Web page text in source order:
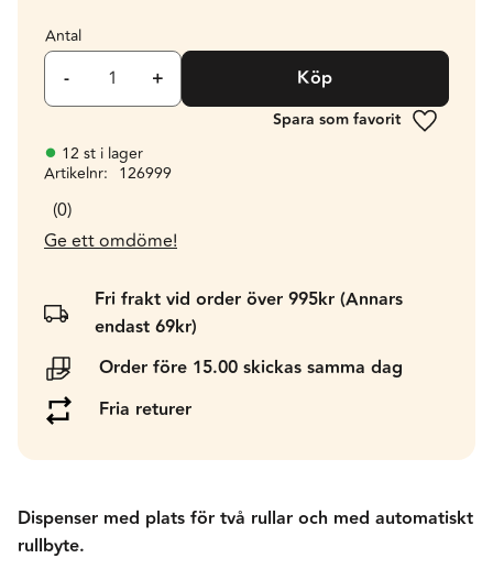
Antal
+
- Köp
Lägg till
12 st i lager
Artikelnr
126999
0
Ge ett omdöme!
Fri frakt vid order över 995kr (Annars
endast 69kr)
Order före 15.00 skickas samma dag
Fria returer
Dispenser med plats för två rullar och med automatiskt
rullbyte.